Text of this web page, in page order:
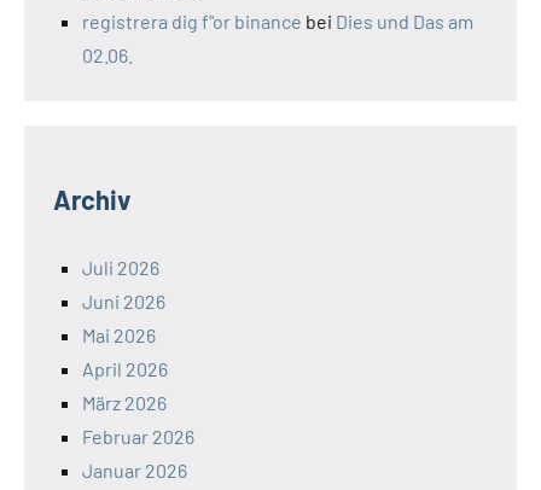
registrera dig f"or binance bei Dies und Das am
02.06.
Archiv
Juli 2026
Juni 2026
Mai 2026
April 2026
März 2026
Februar 2026
Januar 2026